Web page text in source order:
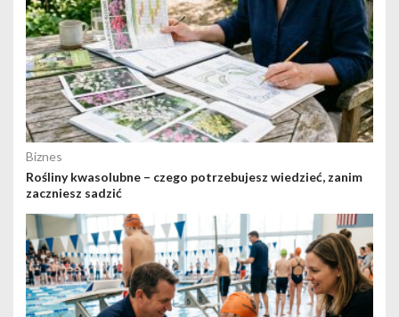
Biznes
Rośliny kwasolubne – czego potrzebujesz wiedzieć, zanim
zaczniesz sadzić